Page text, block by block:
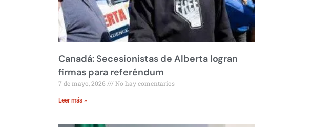
Canadá: Secesionistas de Alberta logran
firmas para referéndum
7 de mayo, 2026 No hay comentarios
Leer más »